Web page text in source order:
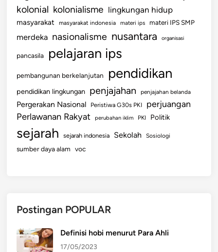
kolonial kolonialisme lingkungan hidup
masyarakat masyarakat indonesia materi ips materi IPS SMP
merdeka nasionalisme nusantara organisasi
pancasila pelajaran ips
pembangunan berkelanjutan pendidikan
pendidikan lingkungan penjajahan penjajahan belanda
Pergerakan Nasional Peristiwa G30s PKI perjuangan
Perlawanan Rakyat perubahan iklim PKI Politik
sejarah sejarah indonesia Sekolah Sosiologi
sumber daya alam voc
Postingan POPULAR
Definisi hobi menurut Para Ahli
17/05/2023